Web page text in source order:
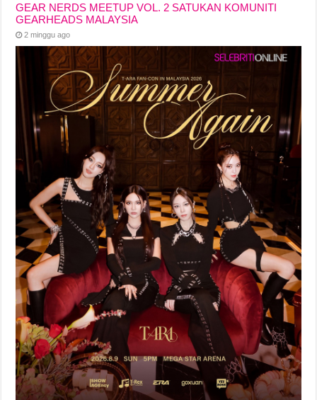
GEAR NERDS MEETUP VOL. 2 SATUKAN KOMUNITI
GEARHEADS MALAYSIA
2 minggu ago